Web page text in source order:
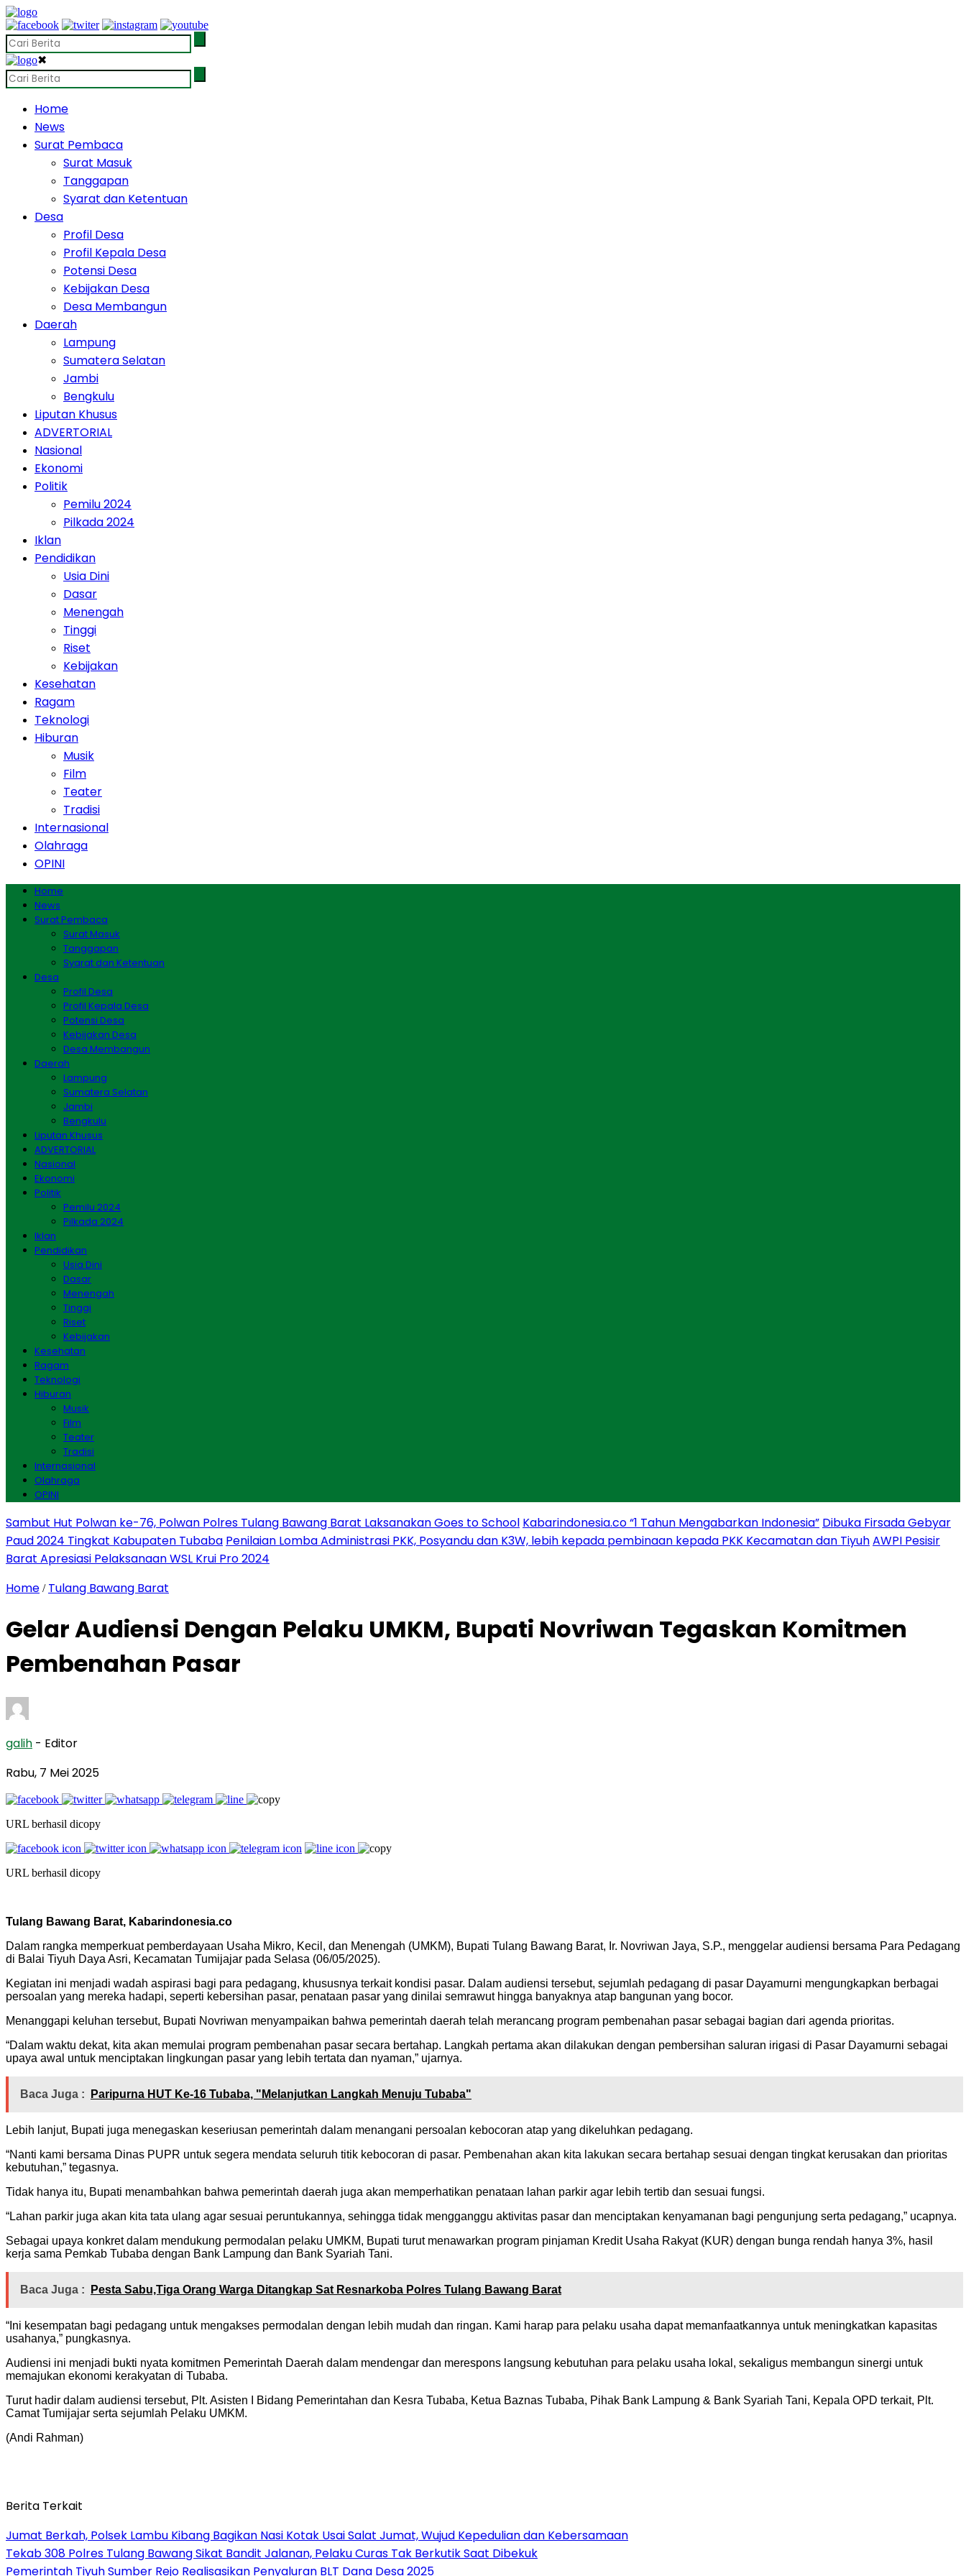
✖
Home
News
Surat Pembaca
Surat Masuk
Tanggapan
Syarat dan Ketentuan
Desa
Profil Desa
Profil Kepala Desa
Potensi Desa
Kebijakan Desa
Desa Membangun
Daerah
Lampung
Sumatera Selatan
Jambi
Bengkulu
Liputan Khusus
ADVERTORIAL
Nasional
Ekonomi
Politik
Pemilu 2024
Pilkada 2024
Iklan
Pendidikan
Usia Dini
Dasar
Menengah
Tinggi
Riset
Kebijakan
Kesehatan
Ragam
Teknologi
Hiburan
Musik
Film
Teater
Tradisi
Internasional
Olahraga
OPINI
Home
News
Surat Pembaca
Surat Masuk
Tanggapan
Syarat dan Ketentuan
Desa
Profil Desa
Profil Kepala Desa
Potensi Desa
Kebijakan Desa
Desa Membangun
Daerah
Lampung
Sumatera Selatan
Jambi
Bengkulu
Liputan Khusus
ADVERTORIAL
Nasional
Ekonomi
Politik
Pemilu 2024
Pilkada 2024
Iklan
Pendidikan
Usia Dini
Dasar
Menengah
Tinggi
Riset
Kebijakan
Kesehatan
Ragam
Teknologi
Hiburan
Musik
Film
Teater
Tradisi
Internasional
Olahraga
OPINI
Sambut Hut Polwan ke-76, Polwan Polres Tulang Bawang Barat Laksanakan Goes to School Kabarindonesia.co “1 Tahun Mengabarkan Indonesia” Dibuka Firsada Gebyar
Paud 2024 Tingkat Kabupaten Tubaba Penilaian Lomba Administrasi PKK, Posyandu dan K3W, lebih kepada pembinaan kepada PKK Kecamatan dan TiyuhAWPI Pesisir
Barat Apresiasi Pelaksanaan WSL Krui Pro 2024
Home / Tulang Bawang Barat
Gelar Audiensi Dengan Pelaku UMKM, Bupati Novriwan Tegaskan Komitmen
Pembenahan Pasar
galih - Editor
Rabu, 7 Mei 2025
URL berhasil dicopy
URL berhasil dicopy
Tulang Bawang Barat, Kabarindonesia.co
Dalam rangka memperkuat pemberdayaan Usaha Mikro, Kecil, dan Menengah (UMKM), Bupati Tulang Bawang Barat, Ir. Novriwan Jaya, S.P., menggelar audiensi bersama Para Pedagang
di Balai Tiyuh Daya Asri, Kecamatan Tumijajar pada Selasa (06/05/2025).
Kegiatan ini menjadi wadah aspirasi bagi para pedagang, khususnya terkait kondisi pasar. Dalam audiensi tersebut, sejumlah pedagang di pasar Dayamurni mengungkapkan berbagai
persoalan yang mereka hadapi, seperti kebersihan pasar, penataan pasar yang dinilai semrawut hingga banyaknya atap bangunan yang bocor.
Menanggapi keluhan tersebut, Bupati Novriwan menyampaikan bahwa pemerintah daerah telah merancang program pembenahan pasar sebagai bagian dari agenda prioritas.
“Dalam waktu dekat, kita akan memulai program pembenahan pasar secara bertahap. Langkah pertama akan dilakukan dengan pembersihan saluran irigasi di Pasar Dayamurni sebagai
upaya awal untuk menciptakan lingkungan pasar yang lebih tertata dan nyaman,” ujarnya.
Baca Juga : Paripurna HUT Ke-16 Tubaba, "Melanjutkan Langkah Menuju Tubaba"
Lebih lanjut, Bupati juga menegaskan keseriusan pemerintah dalam menangani persoalan kebocoran atap yang dikeluhkan pedagang.
“Nanti kami bersama Dinas PUPR untuk segera mendata seluruh titik kebocoran di pasar. Pembenahan akan kita lakukan secara bertahap sesuai dengan tingkat kerusakan dan prioritas
kebutuhan,” tegasnya.
Tidak hanya itu, Bupati menambahkan bahwa pemerintah daerah juga akan memperhatikan penataan lahan parkir agar lebih tertib dan sesuai fungsi.
“Lahan parkir juga akan kita tata ulang agar sesuai peruntukannya, sehingga tidak mengganggu aktivitas pasar dan menciptakan kenyamanan bagi pengunjung serta pedagang,” ucapnya.
Sebagai upaya konkret dalam mendukung permodalan pelaku UMKM, Bupati turut menawarkan program pinjaman Kredit Usaha Rakyat (KUR) dengan bunga rendah hanya 3%, hasil
kerja sama Pemkab Tubaba dengan Bank Lampung dan Bank Syariah Tani.
Baca Juga : Pesta Sabu,Tiga Orang Warga Ditangkap Sat Resnarkoba Polres Tulang Bawang Barat
“Ini kesempatan bagi pedagang untuk mengakses permodalan dengan lebih mudah dan ringan. Kami harap para pelaku usaha dapat memanfaatkannya untuk meningkatkan kapasitas
usahanya,” pungkasnya.
Audiensi ini menjadi bukti nyata komitmen Pemerintah Daerah dalam mendengar dan merespons langsung kebutuhan para pelaku usaha lokal, sekaligus membangun sinergi untuk
memajukan ekonomi kerakyatan di Tubaba.
Turut hadir dalam audiensi tersebut, Plt. Asisten I Bidang Pemerintahan dan Kesra Tubaba, Ketua Baznas Tubaba, Pihak Bank Lampung & Bank Syariah Tani, Kepala OPD terkait, Plt.
Camat Tumijajar serta sejumlah Pelaku UMKM.
(Andi Rahman)
Berita Terkait
Jumat Berkah, Polsek Lambu Kibang Bagikan Nasi Kotak Usai Salat Jumat, Wujud Kepedulian dan Kebersamaan
Tekab 308 Polres Tulang Bawang Sikat Bandit Jalanan, Pelaku Curas Tak Berkutik Saat Dibekuk
Pemerintah Tiyuh Sumber Rejo Realisasikan Penyaluran BLT Dana Desa 2025